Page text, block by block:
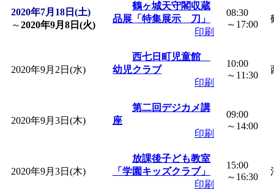
「皆鶴姫のこびる塾
」 受付期間：～
「子育て講座「ばん
2026/07/10～2026/08/
子育て交流広場「
間：2026/07/13～2026/
2020年7月18日(土)
～2020年9月8日(火)
鶴ヶ城天守閣収蔵
品展「特集展示 刀」
印刷
08:30
～17:00
2020年9月2日(水)
西七日町児童館
幼児クラブ
印刷
10:00
～11:30
2020年9月3日(木)
第二回デジカメ講
座
印刷
09:00
～14:00
2020年9月3日(木)
放課後子ども教室
「学園キッズクラブ」
印刷
15:00
～16:30